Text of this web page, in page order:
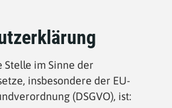
im Sinne der
insbesondere der EU-
(DSGVO), ist: